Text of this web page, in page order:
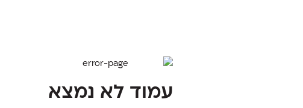
עמוד לא נמצא